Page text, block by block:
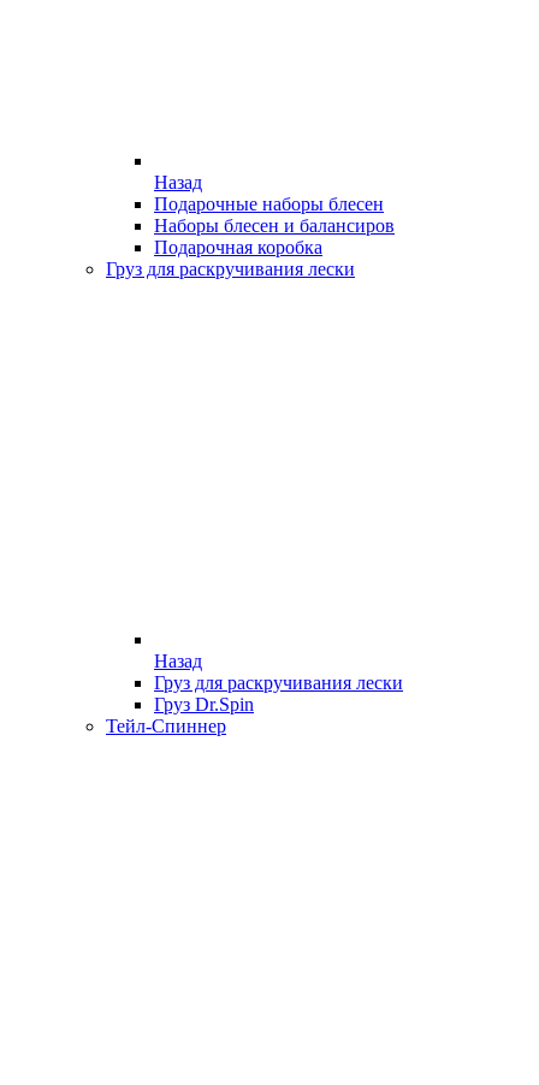
Назад
Подарочные наборы блесен
Наборы блесен и балансиров
Подарочная коробка
Груз для раскручивания лески
Назад
Груз для раскручивания лески
Груз Dr.Spin
Тейл-Спиннер